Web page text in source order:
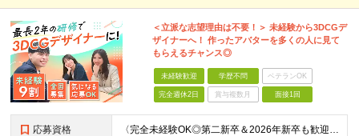
＜立派な志望理由は不要！＞ 未経験から3DCGデ
ザイナーへ！ 作ったアバターを多くの人に見て
もらえるチャンス◎
未経験歓迎 学歴不問 ベテランOK
完全週休2日 賞与複数月 面接1回
応募資格 〈完全未経験OK◎第二新卒＆2026年新卒も歓迎します！〉 ☆「VtubeやVRChatが気になる！」の志望動機でOK ☆社会人デビューOK／学歴・経歴不問 未経験スタート前提のポテンシャル採用。